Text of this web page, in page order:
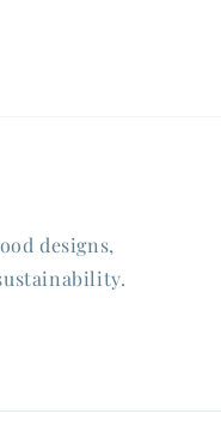
designs,